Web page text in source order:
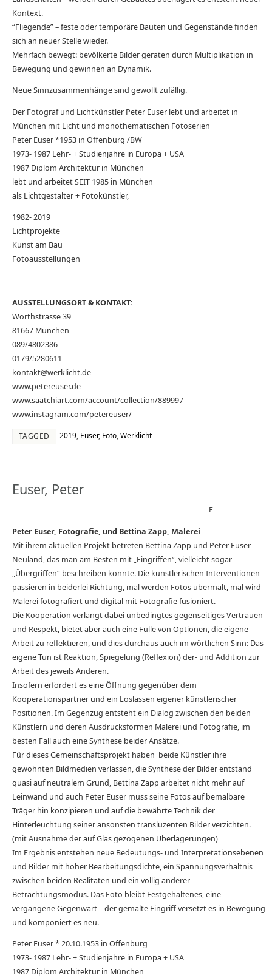
Kontext.
“Fliegende” – feste oder temporäre Bauten und Gegenstände finden
sich an neuer Stelle wieder.
Mehrfach bewegt: bevölkerte Bilder geraten durch Multiplikation in
Bewegung und gewinnen an Dynamik.
Neue Sinnzusammenhänge sind gewollt zufällig.
Der Fotograf und Lichtkünstler Peter Euser lebt und arbeitet in
München mit Licht und monothematischen Fotoserien
Peter Euser *1953 in Offenburg /BW
1973- 1987 Lehr- + Studienjahre in Europa + USA
1987 Diplom Architektur in München
lebt und arbeitet SEIT 1985 in München
als Lichtgestalter + Fotokünstler,
1982- 2019
Lichtprojekte
Kunst am Bau
Fotoausstellungen
AUSSTELLUNGSORT & KONTAKT:
Wörthstrasse 39
81667 München
089/4802386
0179/5280611
kontakt@werklicht.de
www.petereuser.de
www.saatchiart.com/account/collection/889997
www.instagram.com/petereuser/
TAGGED 2019, Euser, Foto,Werklicht
Euser, Peter
E
Peter Euser, Fotografie, und Bettina Zapp, Malerei
Mit ihrem aktuellen Projekt betreten Bettina Zapp und Peter Euser
Neuland, das man am Besten mit „Eingriffen“, vielleicht sogar
„Übergriffen“ beschreiben könnte. Die künstlerischen Interventionen
passieren in beiderlei Richtung, mal werden Fotos übermalt, mal wird
Malerei fotografiert und digital mit Fotografie fusioniert.
Die Kooperation verlangt dabei unbedingtes gegenseitiges Vertrauen
und Respekt, bietet aber auch eine Fülle von Optionen, die eigene
Arbeit zu reflektieren, und dies durchaus auch im wörtlichen Sinn: Das
eigene Tun ist Reaktion, Spiegelung (Reflexion) der- und Addition zur
Arbeit des jeweils Anderen.
Insofern erfordert es eine Öffnung gegenüber dem
Kooperationspartner und ein Loslassen eigener künstlerischer
Positionen. Im Gegenzug entsteht ein Dialog zwischen den beiden
Künstlern und deren Ausdrucksformen Malerei und Fotografie, im
besten Fall auch eine Synthese beider Ansätze.
Für dieses Gemeinschaftsprojekt haben beide Künstler ihre
gewohnten Bildmedien verlassen, die Synthese der Bilder entstand
quasi auf neutralem Grund, Bettina Zapp arbeitet nicht mehr auf
Leinwand und auch Peter Euser muss seine Fotos auf bemalbare
Träger hin konzipieren und auf die bewährte Technik der
Hinterleuchtung seiner ansonsten transluzenten Bilder verzichten.
(mit Ausnahme der auf Glas gezogenen Überlagerungen)
Im Ergebnis entstehen neue Bedeutungs- und Interpretationsebenen
und Bilder mit hoher Bearbeitungsdichte, ein Spannungsverhältnis
zwischen beiden Realitäten und ein völlig anderer
Betrachtungsmodus. Das Foto bleibt Festgehaltenes, eine
vergangene Gegenwart – der gemalte Eingriff versetzt es in Bewegung
und komponiert es neu.
Peter Euser * 20.10.1953 in Offenburg
1973- 1987 Lehr- + Studienjahre in Europa + USA
1987 Diplom Architektur in München